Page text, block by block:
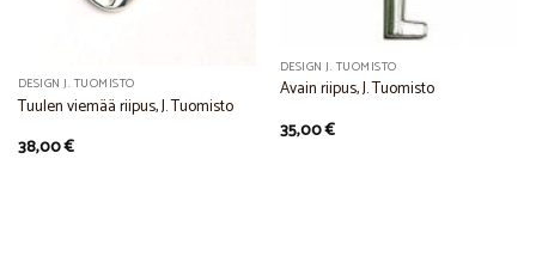
DESIGN J. TUOMISTO
Tuulen viemää riipus, J. Tuomisto
38,00€
DESIGN J. TUOMISTO
Avain riipus, J. Tuomisto
35,00€